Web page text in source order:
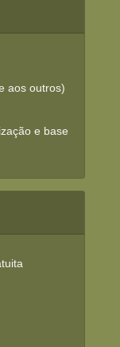
aos outros)
e base